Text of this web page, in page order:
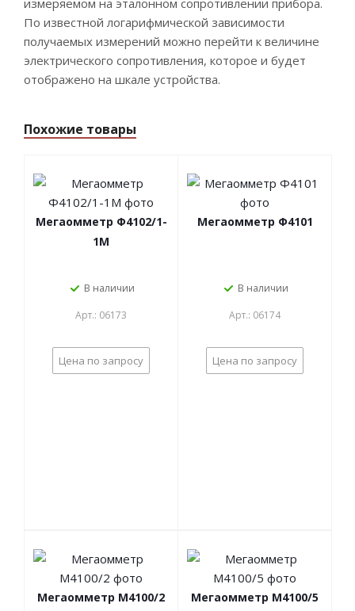
измеряемом на эталонном сопротивлении прибора.
По известной логарифмической зависимости
получаемых измерений можно перейти к величине
электрического сопротивления, которое и будет
отображено на шкале устройства.
Похожие товары
Мегаомметр Ф4102/1-
1М
В наличии
Арт.: 06173
Цена по запросу
Мегаомметр Ф4101
В наличии
Арт.: 06174
Цена по запросу
Мегаомметр М4100/2 Мегаомметр М4100/5